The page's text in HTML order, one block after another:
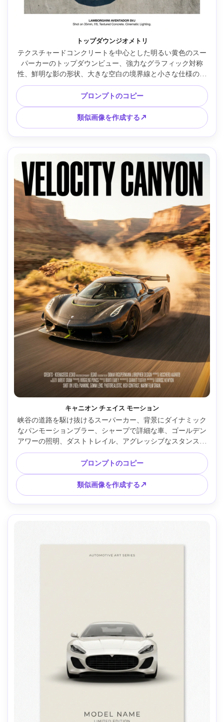
トップダウンジオメトリ
テクスチャードコンクリートを中心とした明るい黄色のスー
パーカーのトップダウンビュー、強力なグラフィック対称
性、鮮明な影の形状、大きな空白の境界線と小さな仕様のテ
キスト領域を備えたミニマルなポスターレイアウト、超リア
ルなペイント反射、高鮮明さ、35mm、f/8で撮影、クリーン
なモダンなカラーグレード、印刷可能、柔らかい映画のよう
な照明 --ar 4:5
プロンプトのコピー
類似画像を作成する↗
キャニオン チェイス モーション
峡谷の道路を駆け抜けるスーパーカー、背景にダイナミック
なパンモーションブラー、シャープで詳細な車、ゴールデン
アワーの照明、ダストトレイル、アグレッシブなスタンス、
上部に大胆なタイトルスペース、下部にクレジットストリッ
プがある映画のようなアクションポスター、1/60パンで撮
影、50mm、フォトリアル、高コントラスト --ar 4:5
プロンプトのコピー
類似画像を作成する↗